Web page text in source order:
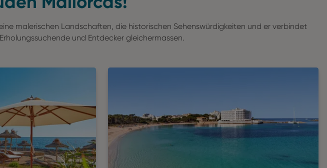
malerischen Landschaften, die historischen Sehenswürdigkeiten und er verbindet
und Entdecker gleichermassen.